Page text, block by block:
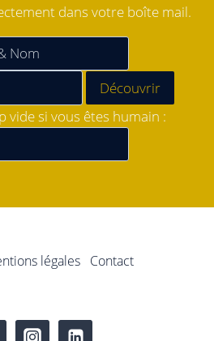
dans votre boîte mail.
vide si vous êtes humain :
légales Contact